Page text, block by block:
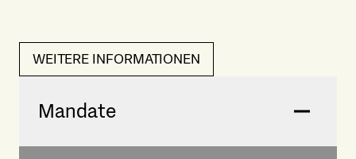
WEITERE INFORMATIONEN
Mandate